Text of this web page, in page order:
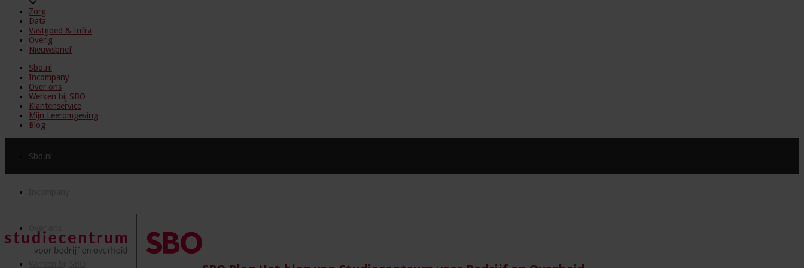
Zorg
Data
Vastgoed & Infra
Overig
Nieuwsbrief
Sbo.nl
Incompany
Over ons
Werken bij SBO
Klantenservice
Mijn Leeromgeving
Blog
Sbo.nl